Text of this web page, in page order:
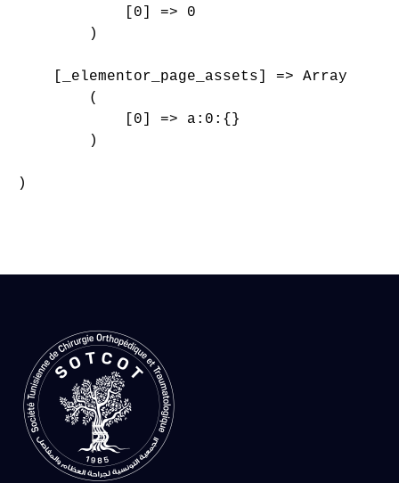
            [0] => 0
        )
    [_elementor_page_assets] => Array
        (
            [0] => a:0:{}
        )
)